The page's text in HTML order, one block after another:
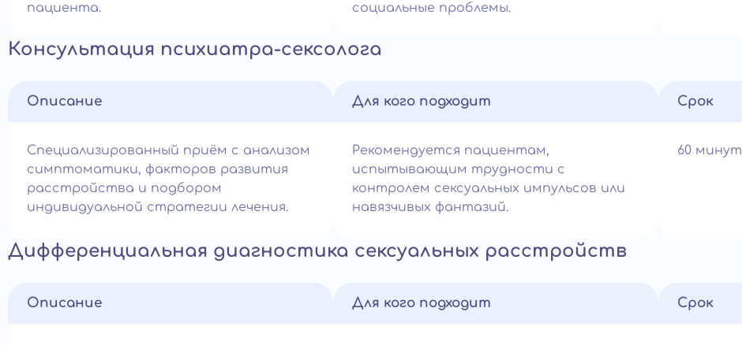
пациента.
социальные проблемы.
Консультация психиатра-сексолога
Описание
Специализированный приём с анализом
симптоматики, факторов развития
расстройства и подбором
индивидуальной стратегии лечения.
Для кого подходит
Рекомендуется пациентам,
испытывающим трудности с
контролем сексуальных импульсов или
навязчивых фантазий.
Срок
60 минут
Дифференциальная диагностика сексуальных расстройств
Описание Для кого подходит Срок